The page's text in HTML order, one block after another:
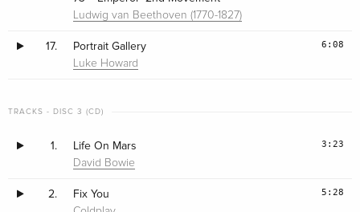
Ludwig van Beethoven (1770-1827)
17. Portrait Gallery
Luke Howard
6:08
TRACKS - DISC 3 (CD)
1. Life On Mars
David Bowie
3:23
2. Fix You 5:28